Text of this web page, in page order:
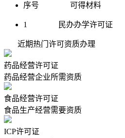
序号 可得材料
1 民办办学许可证
近期热门许可资质办理
药品经营许可证
药品经营企业所需资质
食品经营许可证
食品生产经营需要资质
ICP许可证